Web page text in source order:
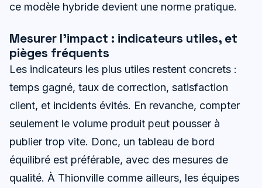
ce modèle hybride devient une norme pratique.
Mesurer l’impact : indicateurs utiles, et
pièges fréquents
Les indicateurs les plus utiles restent concrets :
temps gagné, taux de correction, satisfaction
client, et incidents évités. En revanche, compter
seulement le volume produit peut pousser à
publier trop vite. Donc, un tableau de bord
équilibré est préférable, avec des mesures de
qualité. À Thionville comme ailleurs, les équipes